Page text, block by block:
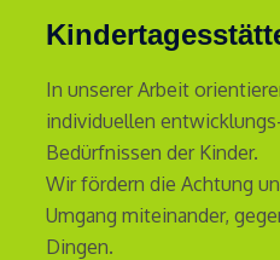
In unserer Arbeit
individuellen
Bedürfnissen der Kinder.
Wir fördern die Achtung
Umgang miteinander,
Dingen.